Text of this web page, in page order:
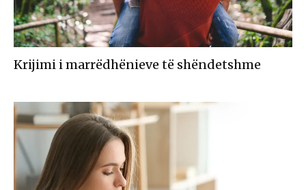
Krijimi i marrëdhënieve të shëndetshme